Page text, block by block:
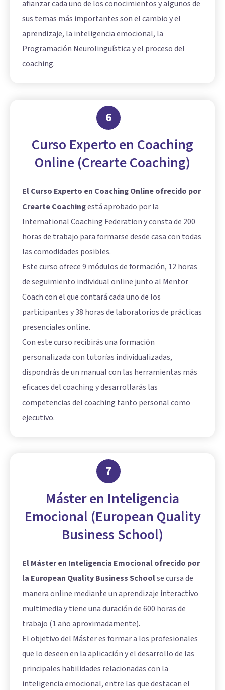
afianzar cada uno de los conocimientos y algunos de
sus temas más importantes son el cambio y el
aprendizaje, la inteligencia emocional, la
Programación Neurolingüística y el proceso del
coaching.
6
Curso Experto en Coaching
Online (Crearte Coaching)
El Curso Experto en Coaching Online ofrecido por
Crearte Coachingestá aprobado por la
International Coaching Federation y consta de 200
horas de trabajo para formarse desde casa con todas
las comodidades posibles.
Este curso ofrece 9 módulos de formación, 12 horas
de seguimiento individual online junto al Mentor
Coach con el que contará cada uno de los
participantes y 38 horas de laboratorios de prácticas
presenciales online.
Con este curso recibirás una formación
personalizada con tutorías individualizadas,
dispondrás de un manual con las herramientas más
eficaces del coaching y desarrollarás las
competencias del coaching tanto personal como
ejecutivo.
7
Máster en Inteligencia
Emocional (European Quality
Business School)
El Máster en Inteligencia Emocional ofrecido por
la European Quality Business Schoolse cursa de
manera online mediante un aprendizaje interactivo
multimedia y tiene una duración de 600 horas de
trabajo (1 año aproximadamente).
El objetivo del Máster es formar a los profesionales
que lo deseen en la aplicación y el desarrollo de las
principales habilidades relacionadas con la
inteligencia emocional, entre las que destacan el